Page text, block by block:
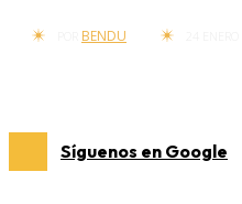
BENDU
Síguenos en Google